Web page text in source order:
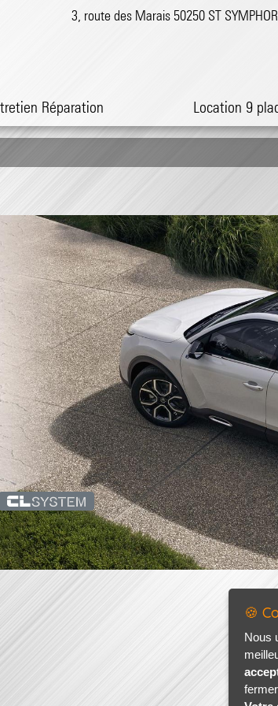
Réparation Location 9
3, route des Marais 50250 ST
🍪
Nous